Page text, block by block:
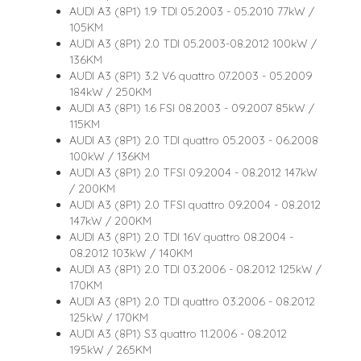
AUDI A3 (8P1) 1.9 TDI 05.2003 - 05.2010 77kW /
105KM
AUDI A3 (8P1) 2.0 TDI 05.2003-08.2012 100kW /
136KM
AUDI A3 (8P1) 3.2 V6 quattro 07.2003 - 05.2009
184kW / 250KM
AUDI A3 (8P1) 1.6 FSI 08.2003 - 09.2007 85kW /
115KM
AUDI A3 (8P1) 2.0 TDI quattro 05.2003 - 06.2008
100kW / 136KM
AUDI A3 (8P1) 2.0 TFSI 09.2004 - 08.2012 147kW
/ 200KM
AUDI A3 (8P1) 2.0 TFSI quattro 09.2004 - 08.2012
147kW / 200KM
AUDI A3 (8P1) 2.0 TDI 16V quattro 08.2004 -
08.2012 103kW / 140KM
AUDI A3 (8P1) 2.0 TDI 03.2006 - 08.2012 125kW /
170KM
AUDI A3 (8P1) 2.0 TDI quattro 03.2006 - 08.2012
125kW / 170KM
AUDI A3 (8P1) S3 quattro 11.2006 - 08.2012
195kW / 265KM